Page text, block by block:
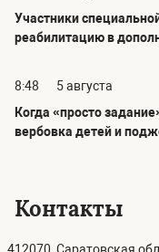
Участники
реабилитацию в
8:48
5 августа
Когда «просто
вербовка детей и
Контакты